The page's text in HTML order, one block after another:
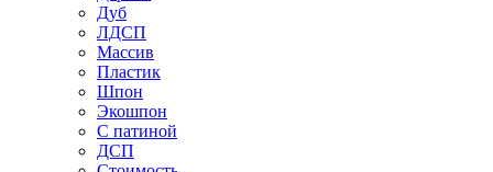
Дуб
ЛДСП
Массив
Пластик
Шпон
Экошпон
С патиной
ДСП